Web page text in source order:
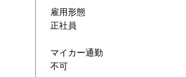
雇用形態
正社員
マイカー通勤
不可